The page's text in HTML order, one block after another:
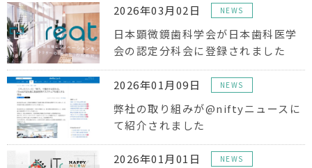
2026年03月02日 NEWS
日本顕微鏡歯科学会が日本歯科医学
会の認定分科会に登録されました
2026年01月09日 NEWS
弊社の取り組みが@niftyニュースに
て紹介されました
2026年01月01日 NEWS